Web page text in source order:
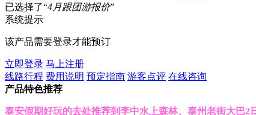
已选择了“4月跟团游报价”
系统提示
该产品需要登录才能预订
立即登录 马上注册
线路行程 费用说明 预定指南 游客点评 在线咨询
产品特色推荐
泰安假期好玩的去处推荐到李中水上森林、泰州老街大巴2